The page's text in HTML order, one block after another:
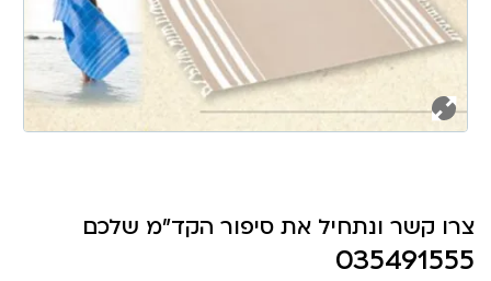
צרו קשר ונתחיל את סיפור הקד"מ שלכם
035491555